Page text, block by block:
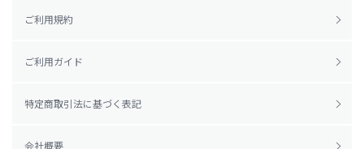
ご利用規約
ご利用ガイド
特定商取引法に基づく表記
会社概要